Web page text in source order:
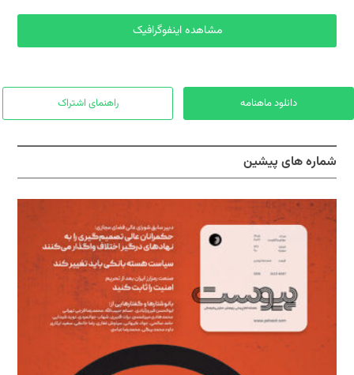
مشاهده اینفوگرافیک
دانلود ماهنامه راهنمای اشتراک
شماره های پیشین